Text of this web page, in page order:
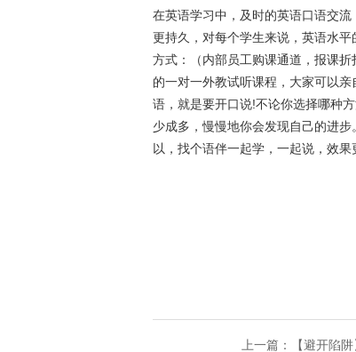
在英语学习中，及时的英语口语交
更持久，对每个学生来说，英语水
方式：（内部员工购课通道，报课折
的一对一外教试听课程，大家可以
语，就是要开口说!不论你选择哪种
少成多，慢慢地你会发现自己的进
以，找个语伴一起学，一起说，效
上一篇：​【避开陷